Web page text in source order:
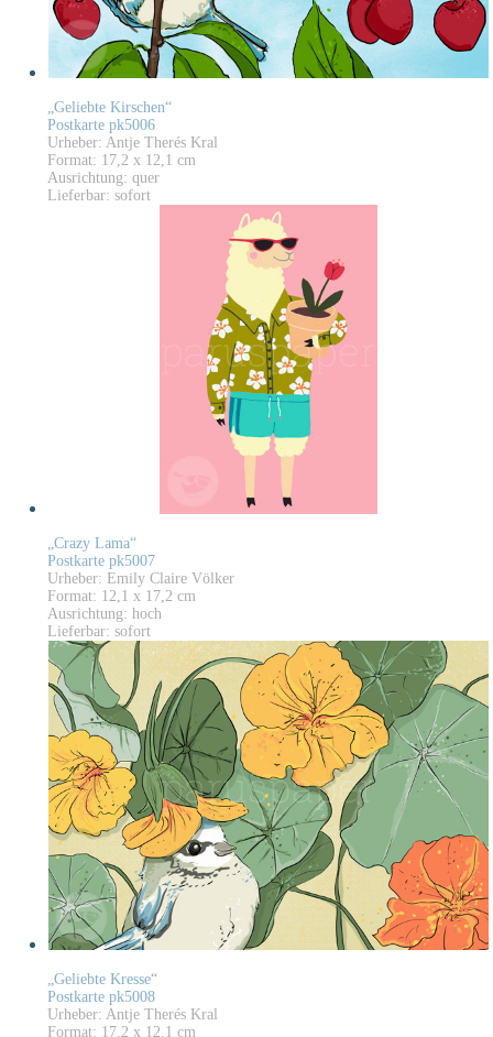
„Geliebte Kirschen“
Postkarte pk5006
Urheber: Antje Therés Kral
Format: 17,2 x 12,1 cm
Ausrichtung: quer
Lieferbar: sofort
„Crazy Lama“
Postkarte pk5007
Urheber: Emily Claire Völker
Format: 12,1 x 17,2 cm
Ausrichtung: hoch
Lieferbar: sofort
„Geliebte Kresse“
Postkarte pk5008
Urheber: Antje Therés Kral
Format: 17,2 x 12,1 cm